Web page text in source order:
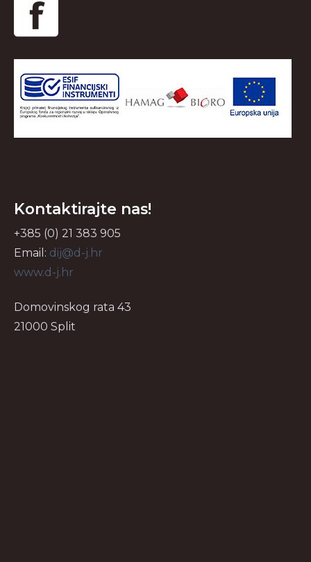
Kontaktirajte nas!
+385 (0) 21 383 905
Email: dij@d-j.hr
www.d-j.hr
Domovinskog rata 43
21000 Split